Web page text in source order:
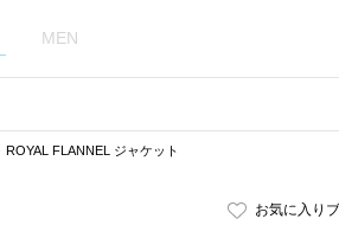
MEN
ROYAL FLANNEL ジャケット
お気に入り